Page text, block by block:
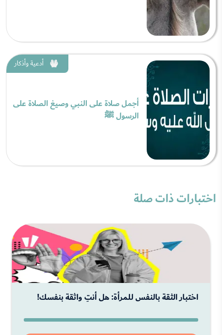
أدعية وأذكار
أجمل صلاة على النبي وصيغ الصلاة على
الرسول ﷺ
اختبارات ذات صلة
اختبار الثقة بالنفس للمرأة: هل أنتِ واثقة بنفسك!